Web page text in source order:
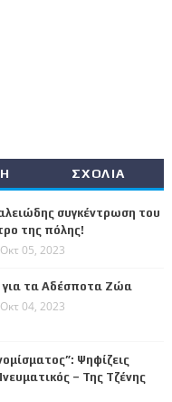
ΣΧΟΛΙΑ
συγκέντρωση του
της πόλης!
Οκτ 05, 2023
τα Αδέσποτα Ζώα
Οκτ 04, 2023
Ψηφίζεις
– Της Τζένης